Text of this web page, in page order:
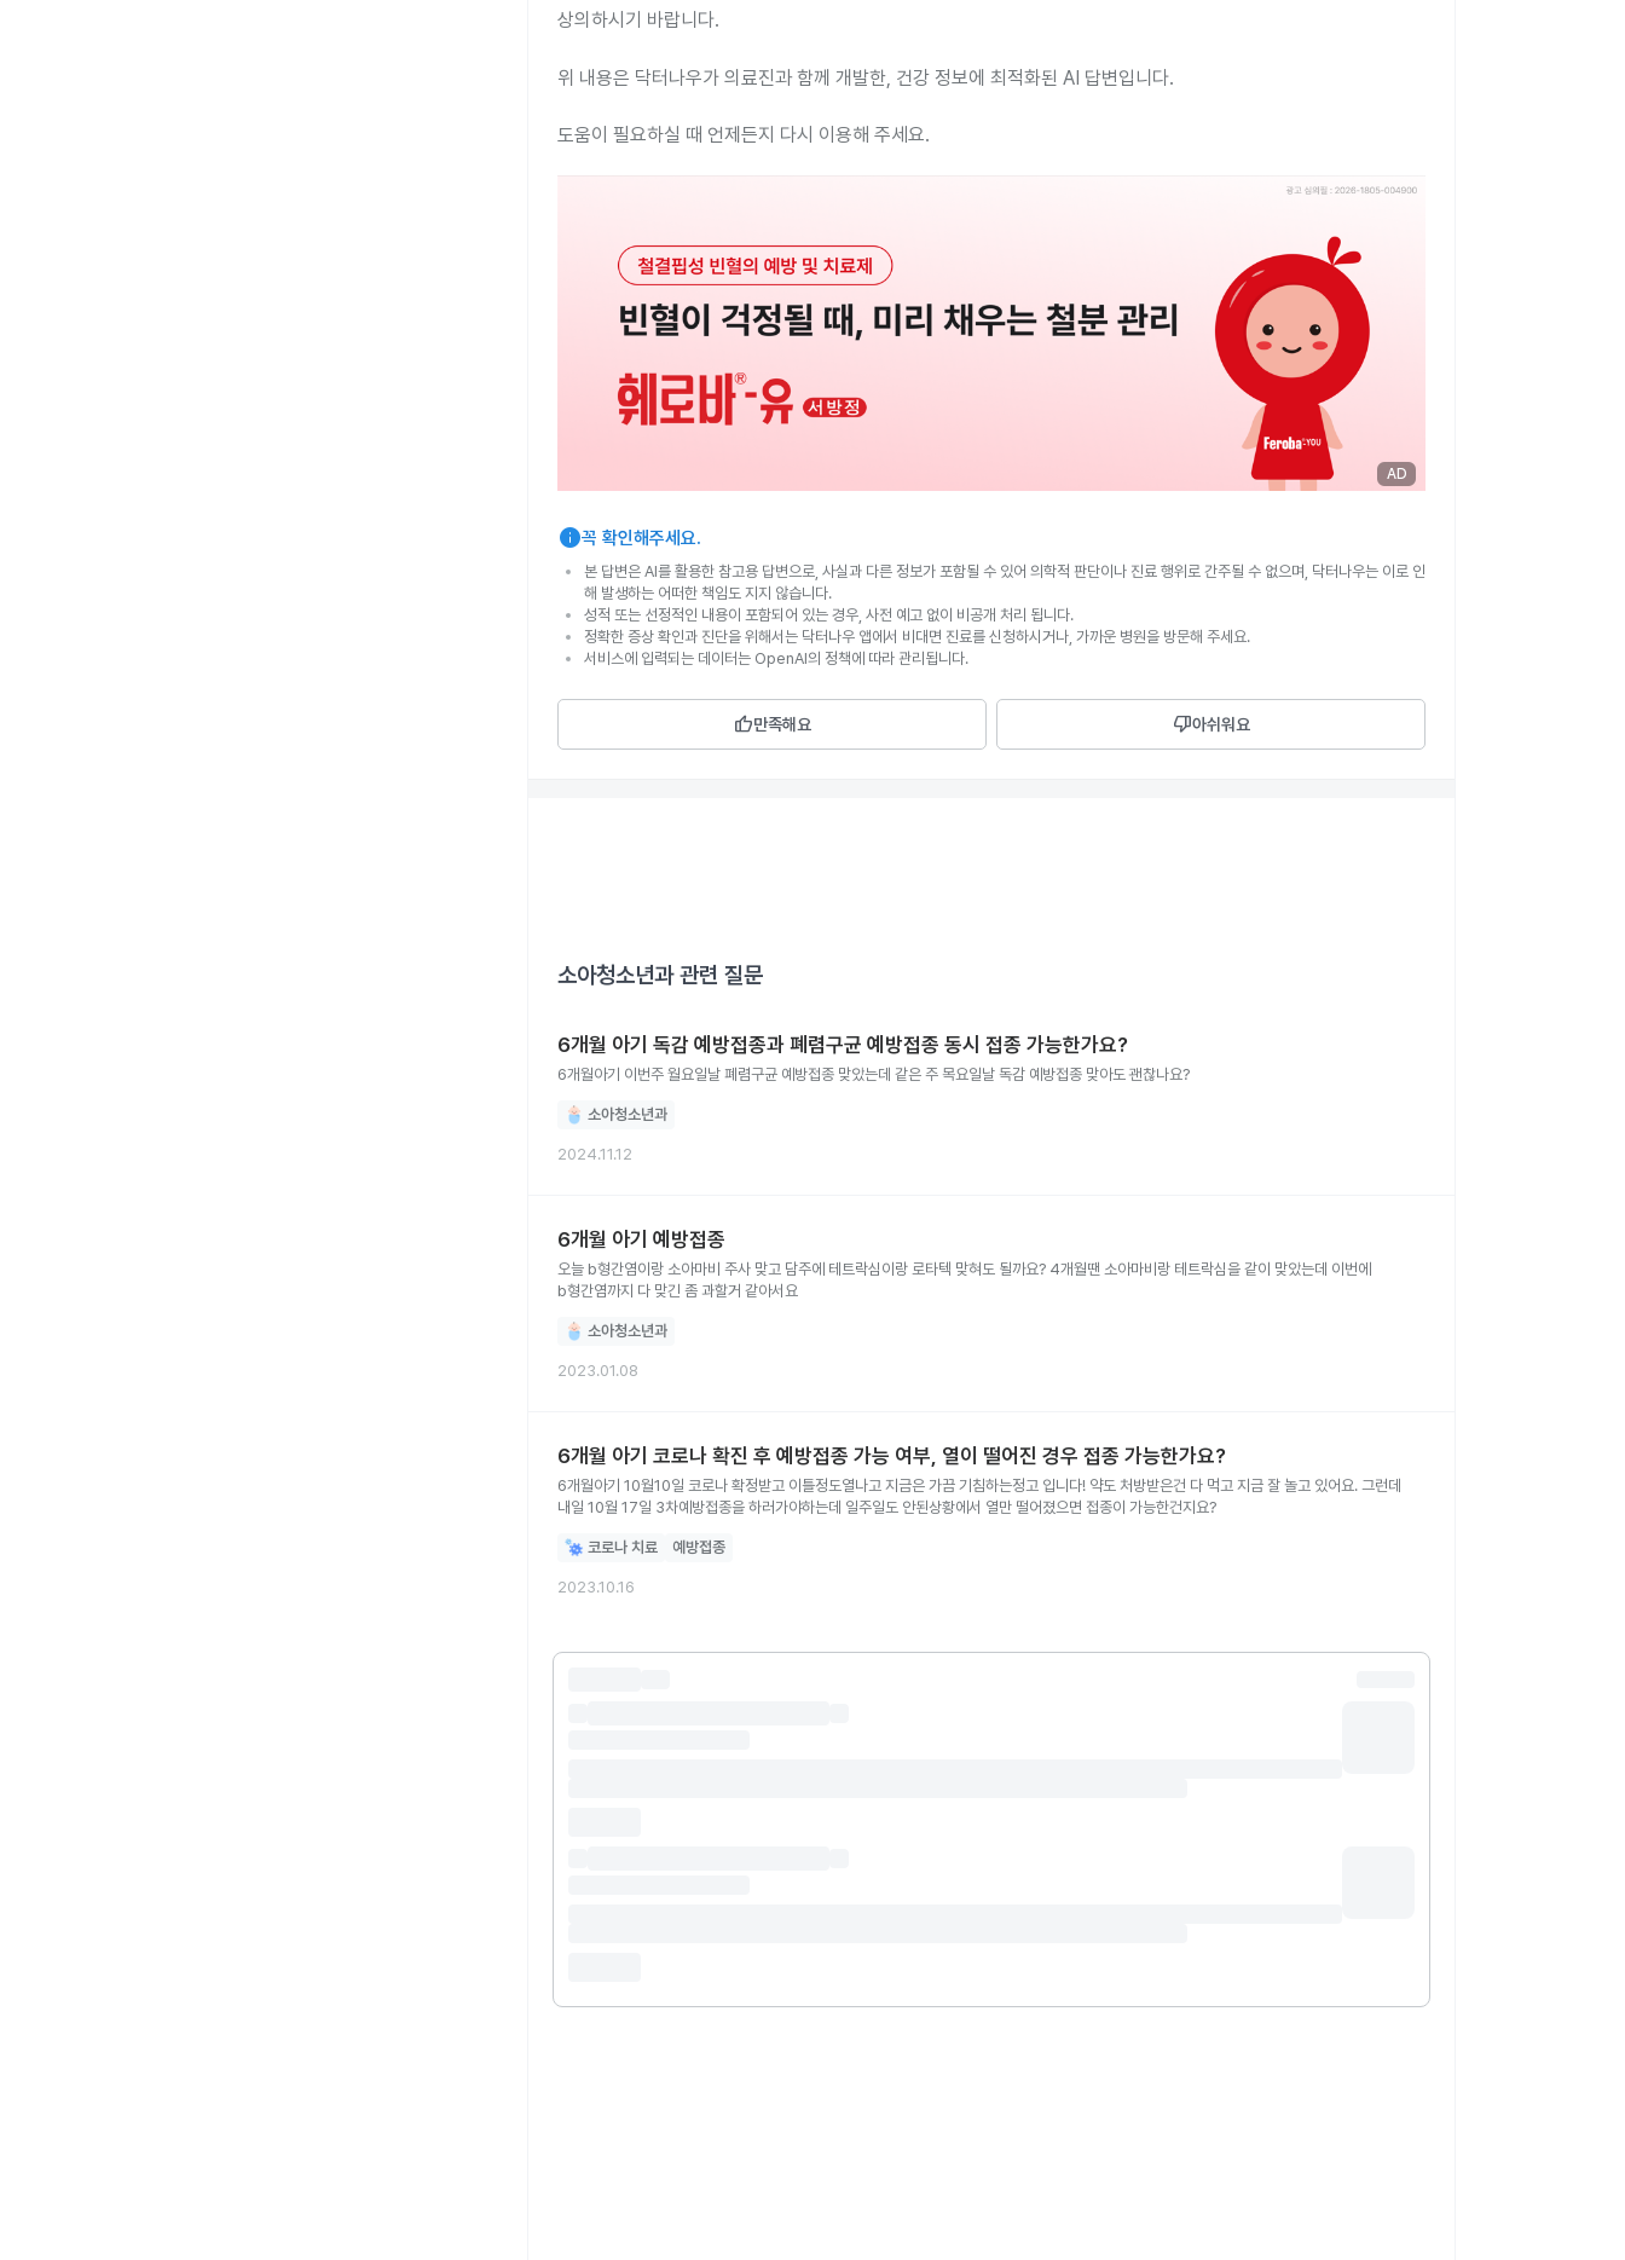
상의하시기 바랍니다.
위 내용은 닥터나우가 의료진과 함께 개발한, 건강 정보에 최적화된 AI 답변입니다.
도움이 필요하실 때 언제든지 다시 이용해 주세요.
AD
info꼭 확인해주세요.
본 답변은 AI를 활용한 참고용 답변으로, 사실과 다른 정보가 포함될 수 있어 의학적 판단이나 진료 행위로 간주될 수 없으며, 닥터나우는 이로 인
해 발생하는 어떠한 책임도 지지 않습니다.
성적 또는 선정적인 내용이 포함되어 있는 경우, 사전 예고 없이 비공개 처리 됩니다.
정확한 증상 확인과 진단을 위해서는 닥터나우 앱에서 비대면 진료를 신청하시거나, 가까운 병원을 방문해 주세요.
서비스에 입력되는 데이터는 OpenAI의 정책에 따라 관리됩니다.
thumb_up만족해요 thumb_down아쉬워요
소아청소년과관련 질문
6개월 아기 독감 예방접종과 폐렴구균 예방접종 동시 접종 가능한가요?
6개월아기 이번주 월요일날 폐렴구균 예방접종 맞았는데 같은 주 목요일날 독감 예방접종 맞아도 괜찮나요?
소아청소년과
2024.11.12
6개월 아기 예방접종
오늘 b형간염이랑 소아마비 주사 맞고 담주에 테트락심이랑 로타텍 맞혀도 될까요? 4개월땐 소아마비랑 테트락심을 같이 맞았는데 이번에
b형간염까지 다 맞긴 좀 과할거 같아서요
소아청소년과
2023.01.08
6개월 아기 코로나 확진 후 예방접종 가능 여부, 열이 떨어진 경우 접종 가능한가요?
6개월아기 10월10일 코로나 확정받고 이틀정도열나고 지금은 가끔 기침하는정고 입니다! 약도 처방받은건 다 먹고 지금 잘 놀고 있어요. 그런데
내일 10월 17일 3차예방접종을 하러가야하는데 일주일도 안된상황에서 열만 떨어졌으면 접종이 가능한건지요?
코로나 치료 예방접종
2023.10.16